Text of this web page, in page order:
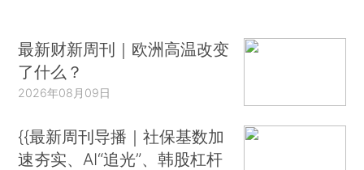
最新财新周刊｜欧洲高温改变
了什么？
2026年08月09日
{{最新周刊导播｜社保基数加
速夯实、AI“追光”、韩股杠杆